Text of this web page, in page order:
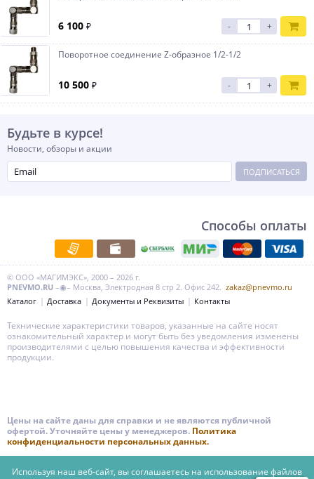
6 100 ₽ - +
Поворотное соединение Z-образное 1/2-1/2
10 500 ₽ - +
Будьте в курсе!
Новости, обзоры и акции
ПОДПИСАТЬСЯ
Способы оплаты
© ООО «МАГИМЭКС», 2000 – 2026 г.
PNEVMO.RU –◉– Москва, Электродная 8 стр 2. Офис 242. zakaz@pnevmo.ru
Каталог
Доставка Документы и Реквизиты Контакты
Технические характеристики товаров, указанные на сайте носят
ознакомительный характер и могут быть без уведомления изменены
производителями с целью повышения качества и эффективности
продукции.
Цены на сайте даны для справки и не являются публичной
офертой. Уточняйте цены у менеджеров. Политика
конфиденциальности персональных данных.
Используя наш веб-сайт, вы соглашаетесь на использование файлов